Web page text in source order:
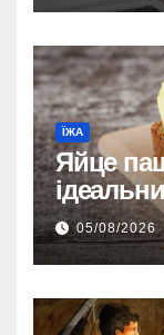
ЇЖА
Яйце
05/08/2026